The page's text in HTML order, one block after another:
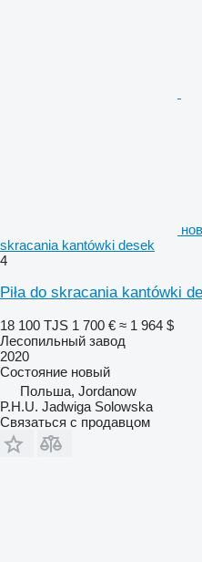
skracania kantówki desek
4
Piła do skracania kantówki
18 100 TJS 1 700 € ≈ 1 964 $
Лесопильный завод
2020
Состояние новый
Польша, Jordanow
P.H.U. Jadwiga Solowska
Связаться с продавцом